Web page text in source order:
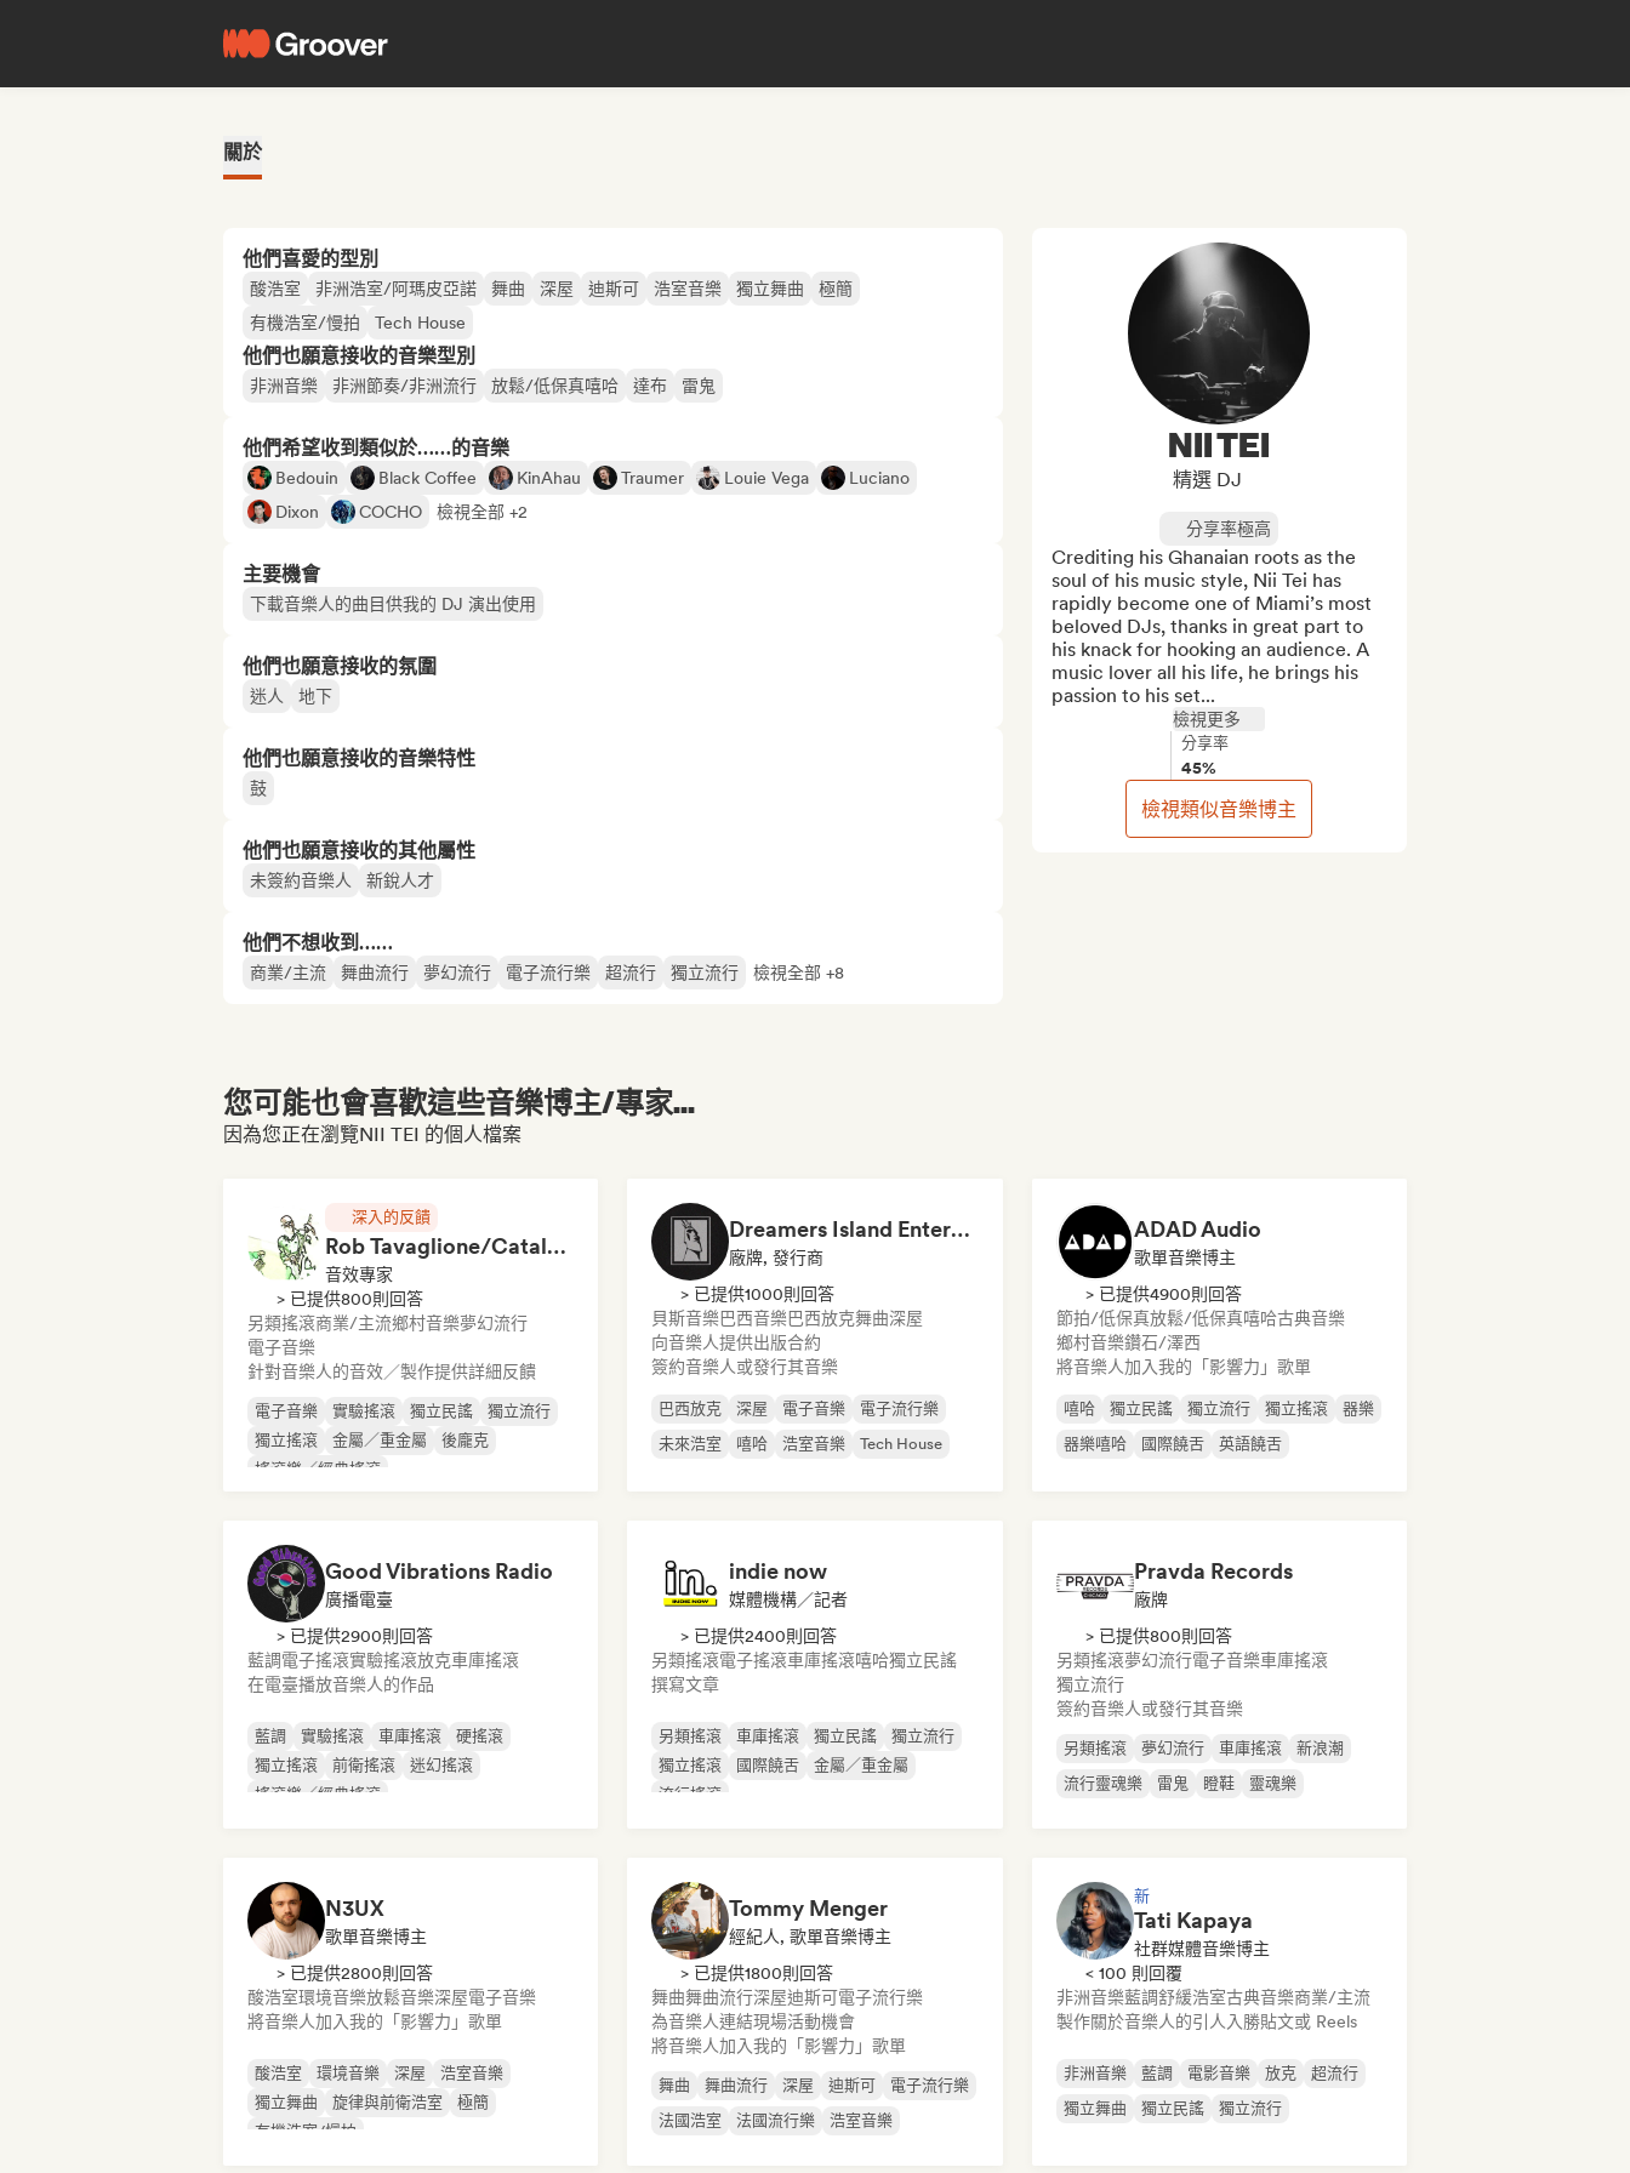
關於
他們喜愛的型別
酸浩室 非洲浩室/阿瑪皮亞諾 舞曲 深屋 迪斯可 浩室音樂 獨立舞曲
極簡
有機浩室/慢拍
Tech House
他們也願意接收的音樂型別
非洲音樂 非洲節奏/非洲流行 放鬆/低保真嘻哈 達布 雷鬼
他們希望收到類似於……的音樂
Bedouin Black Coffee KinAhau Traumer Louie Vega
Luciano
Dixon
COCHO 檢視全部 +2
主要機會
下載音樂人的曲目供我的 DJ 演出使用
他們也願意接收的氛圍
迷人 地下
他們也願意接收的音樂特性
鼓
他們也願意接收的其他屬性
未簽約音樂人 新銳人才
他們不想收到……
商業/主流 舞曲流行 夢幻流行 電子流行樂 超流行 獨立流行 檢視全部 +8
NII TEI
精選 DJ
分享率極高
Crediting his Ghanaian roots as the
soul of his music style, Nii Tei has
rapidly become one of Miami’s most
beloved DJs, thanks in great part to
his knack for hooking an audience. A
music lover all his life, he brings his
passion to his set...
檢視更多
分享率
45%
檢視類似音樂博主
您可能也會喜歡這些音樂博主/專家...
因為您正在瀏覽NII TEI 的個人檔案
深入的反饋
Rob Tavaglione/Catalyst Recording
音效專家
> 已提供800則回答
另類搖滾商業/主流鄉村音樂夢幻流行
電子音樂
針對音樂人的音效／製作提供詳細反饋
電子音樂 實驗搖滾 獨立民謠
獨立流行
獨立搖滾
金屬／重金屬
後龐克
搖滾樂／經典搖滾
Dreamers Island Entertainment
廠牌, 發行商
> 已提供1000則回答
貝斯音樂巴西音樂巴西放克舞曲深屋
向音樂人提供出版合約
簽約音樂人或發行其音樂
巴西放克 深屋 電子音樂
電子流行樂
未來浩室
嘻哈 浩室音樂 Tech House
ADAD Audio
歌單音樂博主
> 已提供4900則回答
節拍/低保真放鬆/低保真嘻哈古典音樂
鄉村音樂鑽石/澤西
將音樂人加入我的「影響力」歌單
嘻哈 獨立民謠 獨立流行 獨立搖滾
器樂
器樂嘻哈
國際饒舌 英語饒舌
Good Vibrations Radio
廣播電臺
> 已提供2900則回答
藍調電子搖滾實驗搖滾放克車庫搖滾
在電臺播放音樂人的作品
藍調 實驗搖滾 車庫搖滾
硬搖滾
獨立搖滾
前衛搖滾
迷幻搖滾
搖滾樂／經典搖滾
indie now
媒體機構／記者
> 已提供2400則回答
另類搖滾電子搖滾車庫搖滾嘻哈獨立民謠
撰寫文章
另類搖滾 車庫搖滾 獨立民謠
獨立流行
獨立搖滾
國際饒舌
金屬／重金屬
流行搖滾
Pravda Records
廠牌
> 已提供800則回答
另類搖滾夢幻流行電子音樂車庫搖滾
獨立流行
簽約音樂人或發行其音樂
另類搖滾 夢幻流行 車庫搖滾
新浪潮
流行靈魂樂
雷鬼 瞪鞋 靈魂樂
N3UX
歌單音樂博主
> 已提供2800則回答
酸浩室環境音樂放鬆音樂深屋電子音樂
將音樂人加入我的「影響力」歌單
酸浩室 環境音樂 深屋
浩室音樂
獨立舞曲
旋律與前衛浩室
極簡
有機浩室/慢拍
Tommy Menger
經紀人, 歌單音樂博主
> 已提供1800則回答
舞曲舞曲流行深屋迪斯可電子流行樂
為音樂人連結現場活動機會
將音樂人加入我的「影響力」歌單
舞曲 舞曲流行 深屋 迪斯可
電子流行樂
法國浩室
法國流行樂 浩室音樂
新
Tati Kapaya
社群媒體音樂博主
< 100 則回覆
非洲音樂藍調舒緩浩室古典音樂商業/主流
製作關於音樂人的引人入勝貼文或 Reels
非洲音樂 藍調 電影音樂 放克
超流行
獨立舞曲
獨立民謠 獨立流行